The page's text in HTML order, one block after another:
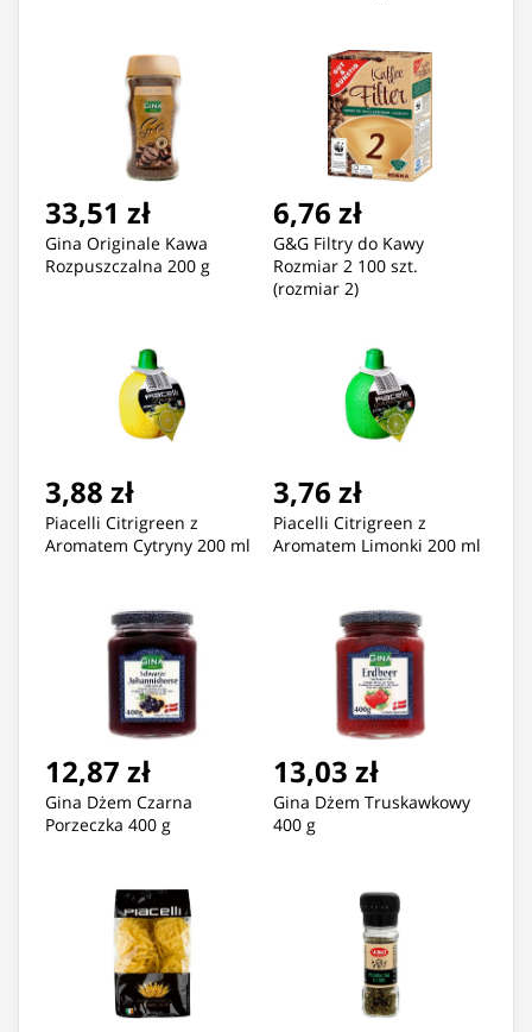
33,51 zł
Gina Originale Kawa
Rozpuszczalna 200 g
6,76 zł
G&G Filtry do Kawy
Rozmiar 2 100 szt.
(rozmiar 2)
3,88 zł
Piacelli Citrigreen z
Aromatem Cytryny 200 ml
3,76 zł
Piacelli Citrigreen z
Aromatem Limonki 200 ml
12,87 zł
Gina Dżem Czarna
Porzeczka 400 g
13,03 zł
Gina Dżem Truskawkowy
400 g